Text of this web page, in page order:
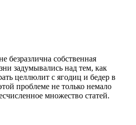
собственная
задумывались над тем, как
целлюлит с ягодиц и бедер в
проблеме не только немало
множество статей.